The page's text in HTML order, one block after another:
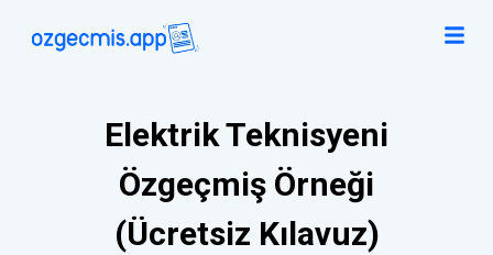
Elektrik Teknisyeni
Özgeçmiş Örneği
(Ücretsiz Kılavuz)